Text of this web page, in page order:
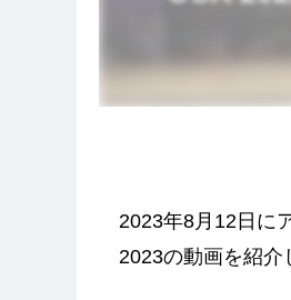
2023年8月12日に
2023の動画を紹介